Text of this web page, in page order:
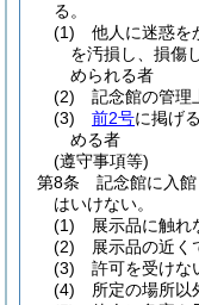
る。
(1)
他人に迷惑を
を汚損し、損傷
められる者
(2)
記念館の管理
(3)
前2号に掲げ
める者
(遵守事項等)
第8条
記念館に入
はいけない。
(1)
展示品に触れ
(2)
展示品の近く
(3)
許可を受けな
(4)
所定の場所以